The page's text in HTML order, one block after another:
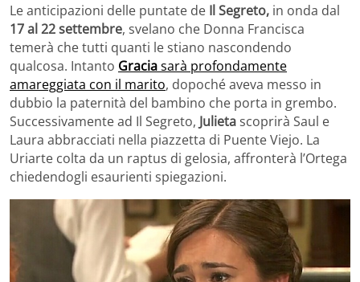
Le anticipazioni delle puntate de Il Segreto, in onda dal
17 al 22 settembre, svelano che Donna Francisca
temerà che tutti quanti le stiano nascondendo
qualcosa. Intanto Graciasarà profondamente
amareggiata con il marito, dopoché aveva messo in
dubbio la paternità del bambino che porta in grembo.
Successivamente ad Il Segreto, Julietascoprirà Saul e
Laura abbracciati nella piazzetta di Puente Viejo. La
Uriarte colta da un raptus di gelosia, affronterà l’Ortega
chiedendogli esaurienti spiegazioni.